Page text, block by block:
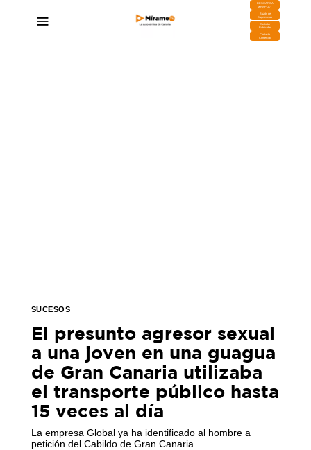
DESCARGA
MIRAPLAY
Buzón de
Sugerencias
Contratar
Publicidad
Contacto
Comercial
SUCESOS
El presunto agresor sexual
a una joven en una guagua
de Gran Canaria utilizaba
el transporte público hasta
15 veces al día
La empresa Global ya ha identificado al hombre a
petición del Cabildo de Gran Canaria